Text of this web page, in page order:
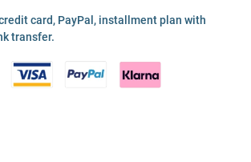
card, PayPal, installment plan with
transfer.